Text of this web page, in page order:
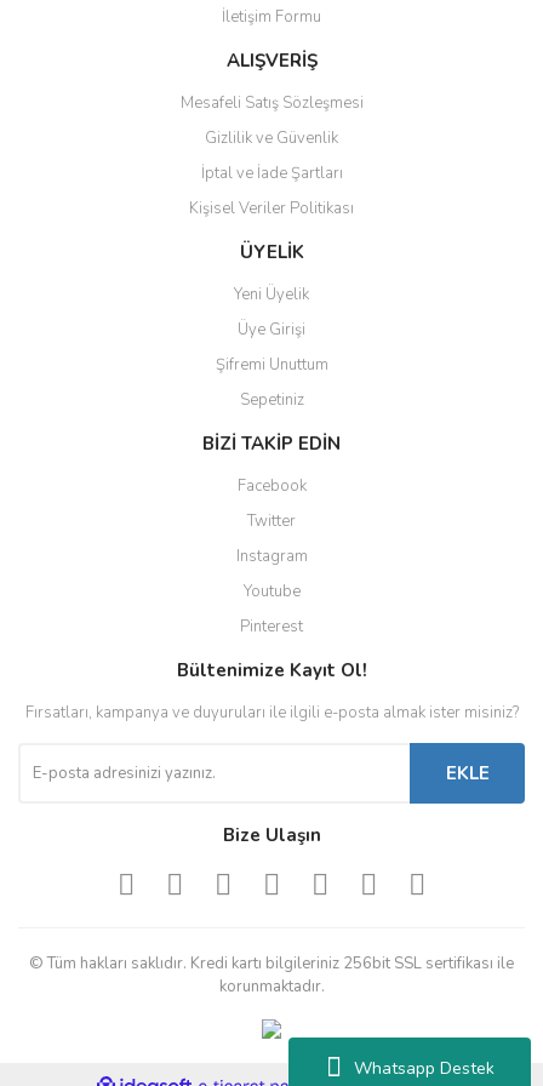
Whatsapp Destek
Ürün fiyatı diğer sitelerden daha pahalı.
Bu ürüne benzer farklı alternatifler olmalı.
Gönder
İletişim Formu
ALIŞVERİŞ
Mesafeli Satış Sözleşmesi
Gizlilik ve Güvenlik
İptal ve İade Şartları
Kişisel Veriler Politikası
ÜYELİK
Yeni Üyelik
Üye Girişi
Şifremi Unuttum
Sepetiniz
BİZİ TAKİP EDİN
Facebook
Twitter
Instagram
Youtube
Pinterest
Bültenimize Kayıt Ol!
Fırsatları, kampanya ve duyuruları ile ilgili e-posta almak ister misiniz?
EKLE
Bize Ulaşın
© Tüm hakları saklıdır. Kredi kartı bilgileriniz 256bit SSL sertifikası ile
korunmaktadır.